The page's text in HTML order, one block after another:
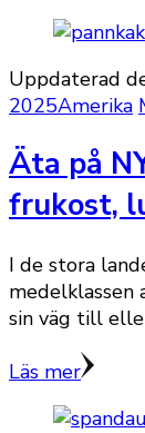
Uppdaterad
2025Amerika
Äta på
frukost,
I de stora
medelklassen
sin väg till
Läs mer